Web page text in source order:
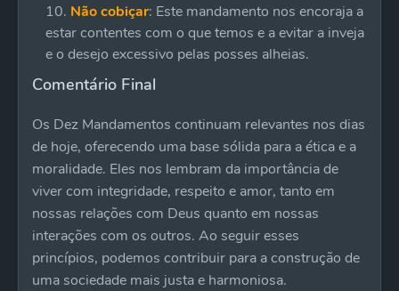
Não cobiçar: Este mandamento nos encoraja a
estar contentes com o que temos e a evitar a inveja
e o desejo excessivo pelas posses alheias.
Comentário Final
Os Dez Mandamentos continuam relevantes nos dias
de hoje, oferecendo uma base sólida para a ética e a
moralidade. Eles nos lembram da importância de
viver com integridade, respeito e amor, tanto em
nossas relações com Deus quanto em nossas
interações com os outros. Ao seguir esses
princípios, podemos contribuir para a construção de
uma sociedade mais justa e harmoniosa.